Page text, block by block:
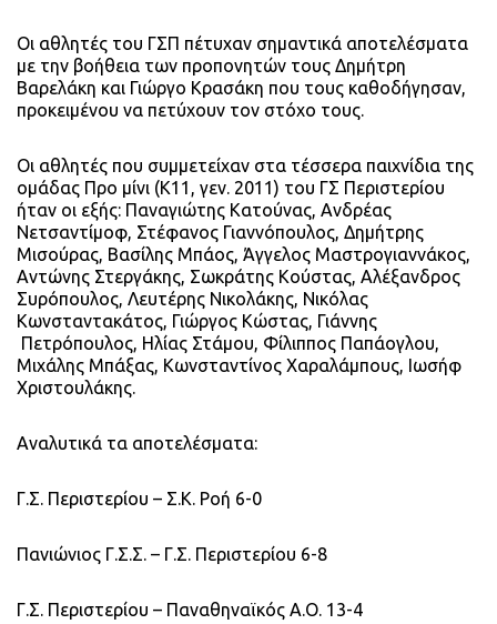
Οι αθλητές του ΓΣΠ πέτυχαν σημαντικά αποτελέσματα
με την βοήθεια των προπονητών τους Δημήτρη
Βαρελάκη και Γιώργο Κρασάκη που τους καθοδήγησαν,
προκειμένου να πετύχουν τον στόχο τους.
Οι αθλητές που συμμετείχαν στα τέσσερα παιχνίδια της
ομάδας Προ μίνι (Κ11, γεν. 2011) του ΓΣ Περιστερίου
ήταν οι εξής: Παναγιώτης Κατούνας, Ανδρέας
Νετσαντίμοφ, Στέφανος Γιαννόπουλος, Δημήτρης
Μισούρας, Βασίλης Μπάος, Άγγελος Μαστρογιαννάκος,
Αντώνης Στεργάκης, Σωκράτης Κούστας, Αλέξανδρος
Συρόπουλος, Λευτέρης Νικολάκης, Νικόλας
Κωνσταντακάτος, Γιώργος Κώστας, Γιάννης
Πετρόπουλος, Ηλίας Στάμου, Φίλιππος Παπάογλου,
Μιχάλης Μπάξας, Κωνσταντίνος Χαραλάμπους, Ιωσήφ
Χριστουλάκης.
Αναλυτικά τα αποτελέσματα:
Γ.Σ. Περιστερίου – Σ.Κ. Ροή 6-0
Πανιώνιος Γ.Σ.Σ. – Γ.Σ. Περιστερίου 6-8
Γ.Σ. Περιστερίου – Παναθηναϊκός Α.Ο. 13-4